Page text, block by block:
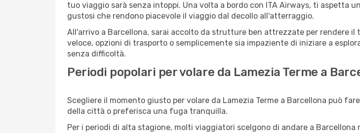
tuo viaggio sarà senza intoppi. Una volta a bordo con ITA Airways, ti aspetta
gustosi che rendono piacevole il viaggio dal decollo all'atterraggio.
All'arrivo a Barcellona, sarai accolto da strutture ben attrezzate per rendere
veloce, opzioni di trasporto o semplicemente sia impaziente di iniziare a
senza difficoltà.
Periodi popolari per volare da Lamezia Terme a
Scegliere il momento giusto per volare da Lamezia Terme a Barcellona può
della città o preferisca una fuga tranquilla.
Per i periodi di alta stagione, molti viaggiatori scelgono di andare a